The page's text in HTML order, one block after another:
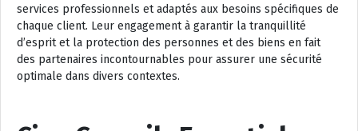
services professionnels et adaptés aux besoins spécifiques de
chaque client. Leur engagement à garantir la tranquillité
d’esprit et la protection des personnes et des biens en fait
des partenaires incontournables pour assurer une sécurité
optimale dans divers contextes.